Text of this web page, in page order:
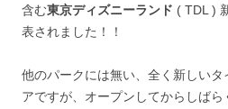
含む東京ディズニーランド ( TDL )
表されました！！
他のパークには無い、全く新しいタ
アですが、オープンしてからしば